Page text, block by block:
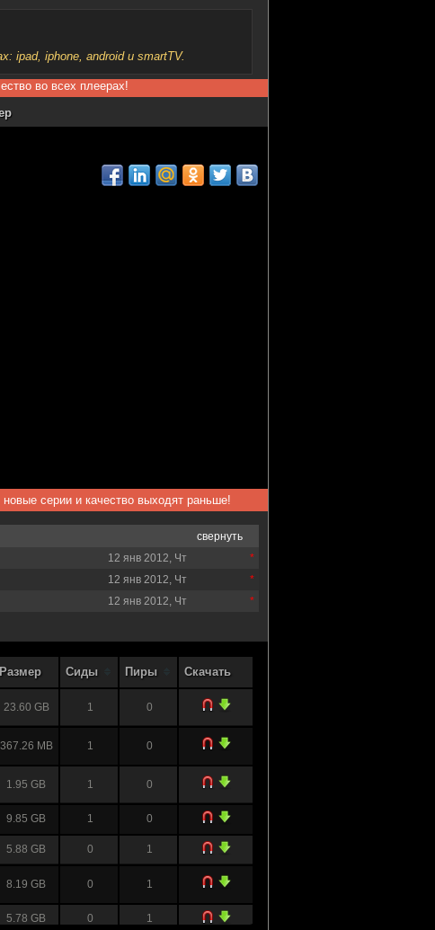
ipad, iphone, android и smartTV.
во всех плеерах!
серии и качество выходят раньше!
свернуть
12 янв 2012, Чт
12 янв 2012, Чт
12 янв 2012, Чт
Размер Сиды Пиры Скачать
23.60 GB 1 0
367.26 MB 1 0
1.95 GB 1 0
9.85 GB 1 0
5.88 GB 0 1
8.19 GB 0 1
5.78 GB 0 1